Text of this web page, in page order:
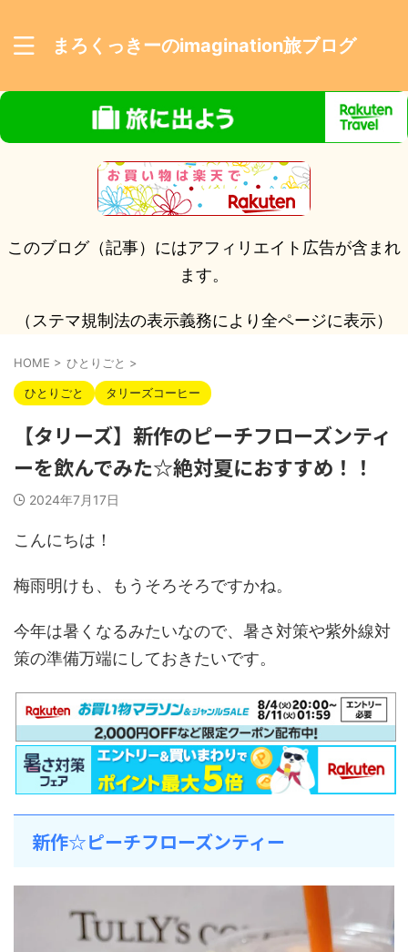
まろくっきーのimagination旅ブログ
このブログ（記事）にはアフィリエイト広告が含まれ
ます。
（ステマ規制法の表示義務により全ページに表示）
HOME > ひとりごと >
ひとりごと タリーズコーヒー
【タリーズ】新作のピーチフローズンティ
ーを飲んでみた☆絶対夏におすすめ！！
2024年7月17日
こんにちは！
梅雨明けも、もうそろそろですかね。
今年は暑くなるみたいなので、暑さ対策や紫外線対
策の準備万端にしておきたいです。
新作☆ピーチフローズンティー